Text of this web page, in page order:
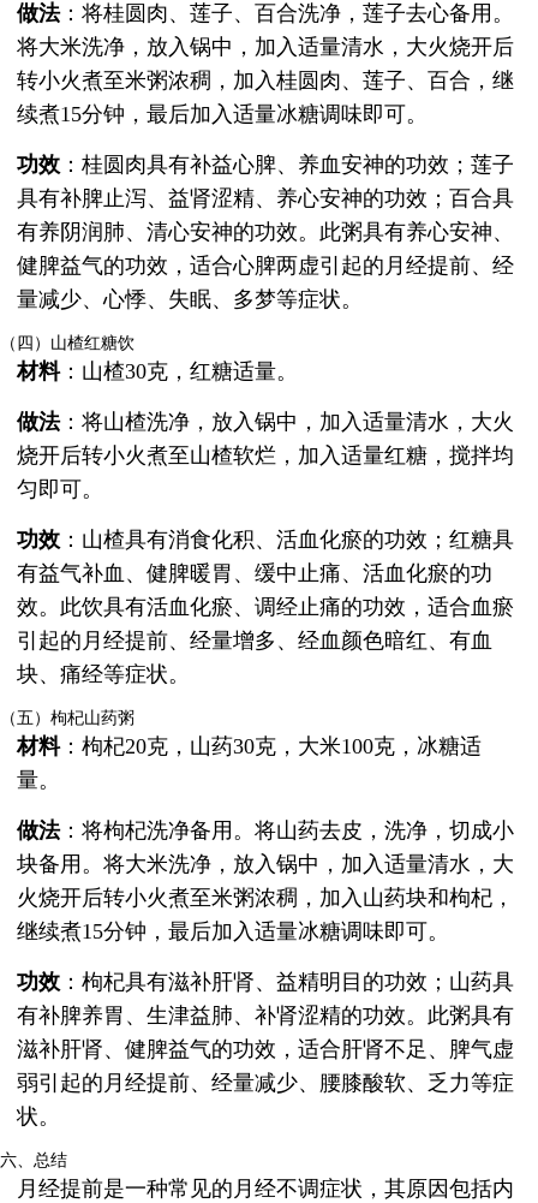
做法：将桂圆肉、莲子、百合洗净，莲子去心备用。
将大米洗净，放入锅中，加入适量清水，大火烧开后
转小火煮至米粥浓稠，加入桂圆肉、莲子、百合，继
续煮15分钟，最后加入适量冰糖调味即可。
功效 ：桂圆肉具有补益心脾、养血安神的功效；莲子
具有补脾止泻、益肾涩精、养心安神的功效；百合具
有养阴润肺、清心安神的功效。此粥具有养心安神、
健脾益气的功效，适合心脾两虚引起的月经提前、经
量减少、心悸、失眠、多梦等症状。
（四）山楂红糖饮
材料：山楂30克，红糖适量。
做法：将山楂洗净，放入锅中，加入适量清水，大火
烧开后转小火煮至山楂软烂，加入适量红糖，搅拌均
匀即可。
功效 ：山楂具有消食化积、活血化瘀的功效；红糖具
有益气补血、健脾暖胃、缓中止痛、活血化瘀的功
效。此饮具有活血化瘀、调经止痛的功效，适合血瘀
引起的月经提前、经量增多、经血颜色暗红、有血
块、痛经等症状。
（五）枸杞山药粥
材料：枸杞20克，山药30克，大米100克，冰糖适
量。
做法：将枸杞洗净备用。将山药去皮，洗净，切成小
块备用。将大米洗净，放入锅中，加入适量清水，大
火烧开后转小火煮至米粥浓稠，加入山药块和枸杞，
继续煮15分钟，最后加入适量冰糖调味即可。
功效 ：枸杞具有滋补肝肾、益精明目的功效；山药具
有补脾养胃、生津益肺、补肾涩精的功效。此粥具有
滋补肝肾、健脾益气的功效，适合肝肾不足、脾气虚
弱引起的月经提前、经量减少、腰膝酸软、乏力等症
状。
六、总结
月经提前是一种常见的月经不调症状，其原因包括内